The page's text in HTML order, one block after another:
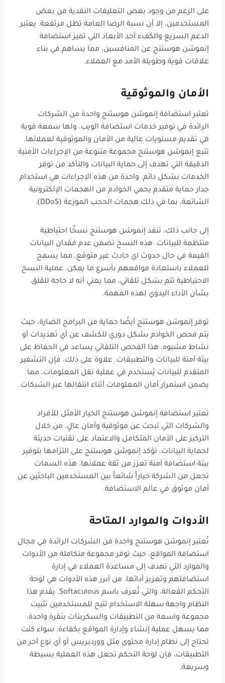
على الرغم من وجود بعض التعليقات النقدية من بعض
المستخدمين، إلا أن نسبة الرضا العامة تظل مرتفعة. يعتبر
الدعم السريع والكفء أحد الأبعاد التي تميز استضافة
إنموشن هوستنج عن المنافسين، مما يساهم في بناء
علاقات قوية وطويلة الأمد مع العملاء.
الأمان والموثوقية
تعتبر استضافة إنموشن هوستنج واحدة من الشركات
الرائدة في توفير خدمات استضافة الويب، ولها سمعة قوية
في تقديم مستويات عالية من الأمان والموثوقية لعملائها.
تتبع إنموشن هوستنج مجموعة متنوعة من الإجراءات الأمنية
الدقيقة التي تهدف إلى حماية البيانات والتأكد من توفر
الخدمات بشكل دائم. واحدة من هذه الإجراءات هي استخدام
جدار حماية متقدم يحمي الخوادم من الهجمات الإلكترونية
الشائعة، بما في ذلك هجمات الحجب الموزعة (DDoS).
إلى جانب ذلك، تنفذ إنموشن هوستنج نسخًا احتياطية
منتظمة للبيانات. هذه النسخ تضمن عدم فقدان البيانات
القيمة في حال حدوث اي حادث غير متوقع، مما يسمح
للعملاء باستعادة مواقعهم بأسرع ما يمكن. عملية النسخ
الاحتياطية تتم بشكل تلقائي، مما يعني أنه لا حاجة للقلق
بشأن الأداء اليدوي لهذه المهمة.
توفر إنموشن هوستنج أيضًا حماية من البرامج الضارة، حيث
يتم فحص الخوادم بشكل دوري للكشف عن أي تهديدات أو
نشاط مشبوه. هذا الفحص التلقائي يساعد في الحفاظ على
بيئة آمنة للبيانات والتطبيقات. علاوة على ذلك، فإن التشفير
المتقدم للبيانات يُستخدم في عملية نقل المعلومات، مما
يضمن استمرار أمان المعلومات أثناء انتقالها عبر الشبكات.
تعتبر استضافة إنموشن هوستنج الخيار الأمثل للأفراد
والشركات التي تبحث عن موثوقية وأمان عالٍ. من خلال
التركيز على الأمان المتكامل والاعتماد على تقنيات حديثة
لحماية البيانات، تؤكد إنموشن هوستنج على التزامها بتوفير
بيئة استضافة آمنة تعزز من ثقة عملائها. هذه السمات
تجعل من الشركة خياراً شائعاً بين المستخدمين الباحثين عن
أمان موثوق في عالم الاستضافة.
الأدوات والموارد المتاحة
تُعتبر إنموشن هوستنج واحدة من الشركات الرائدة في مجال
استضافة المواقع، حيث توفر مجموعة متكاملة من الأدوات
والموارد التي تهدف إلى مساعدة العملاء في إدارة
استضافتهم وتعزيز أدائها. من أبرز هذه الأدوات هي لوحة
التحكم الفعالة، والتي تُعرف باسم Softaculous. يقدم هذا
النظام واجهة سهلة الاستخدام تتيح للمستخدمين تثبيت
مجموعة واسعة من التطبيقات والسكربتات بنقرة واحدة،
مما يسهل عملية إنشاء وإدارة المواقع بكفاءة. سواء كنت
تحتاج إلى نظام إدارة محتوى مثل ووردبريس أو أي نوع آخر من
التطبيقات، فإن لوحة التحكم تجعل هذه العملية بسيطة
وسريعة.